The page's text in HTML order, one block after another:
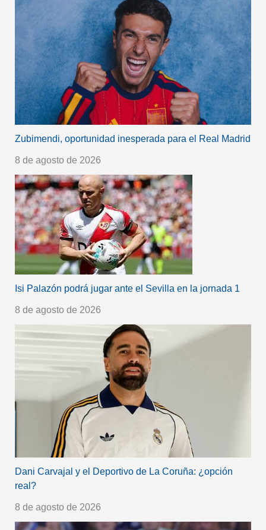
Zubimendi, oportunidad inesperada para el Real Madrid
8 de agosto de 2026
Isi Palazón podrá jugar ante el Sevilla en la jornada 1
8 de agosto de 2026
Dani Carvajal y el Deportivo de La Coruña: ¿opción
real?
8 de agosto de 2026